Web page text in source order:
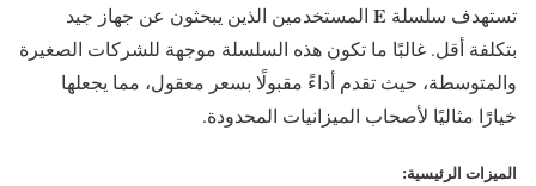
تستهدف سلسلة E المستخدمين الذين يبحثون عن جهاز جيد
بتكلفة أقل. غالبًا ما تكون هذه السلسلة موجهة للشركات الصغيرة
والمتوسطة، حيث تقدم أداءً مقبولًا بسعر معقول، مما يجعلها
خيارًا مثاليًا لأصحاب الميزانيات المحدودة.
الميزات الرئيسية: